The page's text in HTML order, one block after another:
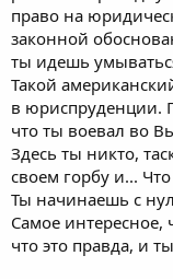
право на
законной
ты идешь
Такой
в юриспруденции.
что ты воевал во
Здесь ты никто,
своем горбу и...
Ты начинаешь с
Самое интересное,
что это правда, и ты